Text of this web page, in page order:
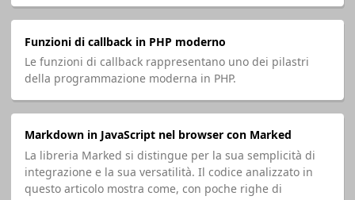
Funzioni di callback in PHP moderno
Le funzioni di callback rappresentano uno dei pilastri
della programmazione moderna in PHP.
Markdown in JavaScript nel browser con Marked
La libreria Marked si distingue per la sua semplicità di
integrazione e la sua versatilità. Il codice analizzato in
questo articolo mostra come, con poche righe di